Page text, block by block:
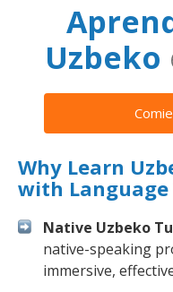
Uzbeko
Why Learn
with Language
Native Uzbeko
native-speaking
immersive,